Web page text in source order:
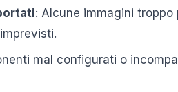
: Alcune immagini
mal configurati o